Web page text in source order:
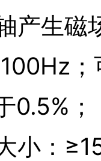
产生磁
；
0.5%；
小：